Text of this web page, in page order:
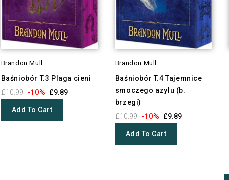
Brandon Mull
Baśniobór T.3 Plaga cieni
£10.99 -10% £9.89
Add To Cart
Brandon Mull
Baśniobór T.4 Tajemnice
smoczego azylu (b.
brzegi)
£10.99 -10% £9.89
Add To Cart